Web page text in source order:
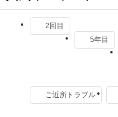
2回目
5年目
ご近所トラブル